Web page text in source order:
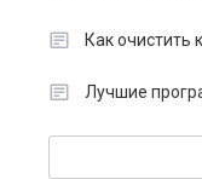
Как очистить
Лучшие